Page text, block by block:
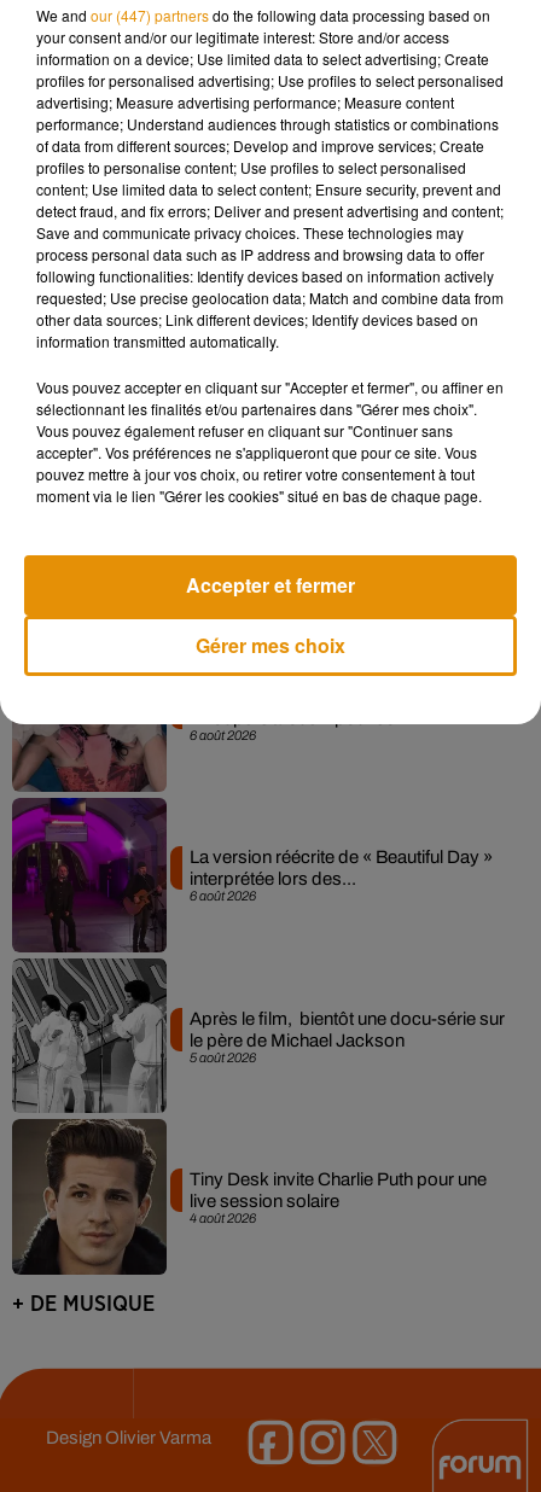
piétonsenregistrent la hausse de la mortalité la plus
importante en 2018 avec 4 personnes tuées. En 2017, aucun
décès n’avait été enregistré.
Face à ces chiffres, la préfecture du Loir-et-Cher compte
lancer une nouvelle campagne de prévention contre les
risques et dangers liés à la route.
Musique
7 août 2026
Sensation » avec Kylie Minogue
collaboration tant attendue
6 août 2026
6 août 2026
La version réécrite de « Beautiful Day »
interprétée lors des...
5 août 2026
Après le film, bientôt une docu-série sur
le père de Michael Jackson
4 août 2026
Tiny Desk invite Charlie Puth pour une
live session solaire
+ DE MUSIQUE
DesignOlivier Varma
We and our (447) partnersdo the following data processing based on
your consent and/or our legitimate interest: Store and/or access
information on a device; Use limited data to select advertising; Create
profiles for personalised advertising; Use profiles to select personalised
advertising; Measure advertising performance; Measure content
performance; Understand audiences through statistics or combinations
of data from different sources; Develop and improve services; Create
profiles to personalise content; Use profiles to select personalised
content; Use limited data to select content; Ensure security, prevent and
detect fraud, and fix errors; Deliver and present advertising and content;
Save and communicate privacy choices. These technologies may
process personal data such as IP address and browsing data to offer
following functionalities: Identify devices based on information actively
requested; Use precise geolocation data; Match and combine data from
other data sources; Link different devices; Identify devices based on
information transmitted automatically.
Vous pouvez accepter en cliquant sur "Accepter et fermer", ou affiner en
sélectionnant les finalités et/ou partenaires dans "Gérer mes choix".
Vous pouvez également refuser en cliquant sur "Continuer sans
accepter". Vos préférences ne s'appliqueront que pour ce site. Vous
pouvez mettre à jour vos choix, ou retirer votre consentement à tout
moment via le lien "Gérer les cookies" situé en bas de chaque page.
Gérer mes choix
Accepter et fermer